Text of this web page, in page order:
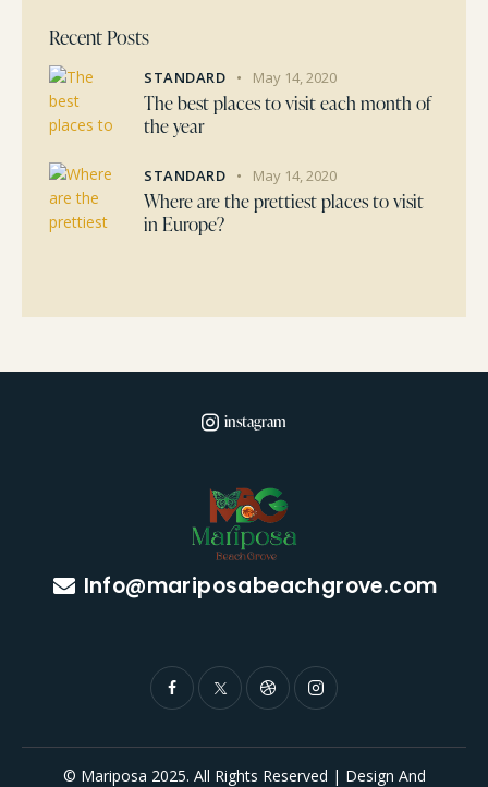
Recent Posts
STANDARD May 14, 2020
The best places to visit each month of
the year
STANDARD May 14, 2020
Where are the prettiest places to visit
in Europe?
instagram
Info@mariposabeachgrove.com
© Mariposa 2025. All Rights Reserved | Design And